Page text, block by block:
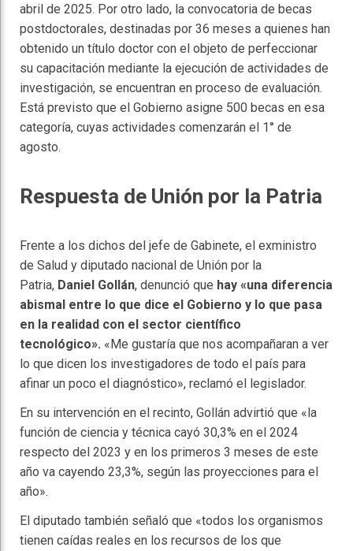
abril de 2025. Por otro lado, la convocatoria de becas
postdoctorales, destinadas por 36 meses a quienes han
obtenido un título doctor con el objeto de perfeccionar
su capacitación mediante la ejecución de actividades de
investigación, se encuentran en proceso de evaluación.
Está previsto que el Gobierno asigne 500 becas en esa
categoría, cuyas actividades comenzarán el 1° de
agosto.
Respuesta de Unión por la Patria
Frente a los dichos del jefe de Gabinete, el exministro
de Salud y diputado nacional de Unión por la
Patria, Daniel Gollán, denunció que hay «una diferencia
abismal entre lo que dice el Gobierno y lo que pasa
en la realidad con el sector científico
tecnológico». «Me gustaría que nos acompañaran a ver
lo que dicen los investigadores de todo el país para
afinar un poco el diagnóstico», reclamó el legislador.
En su intervención en el recinto, Gollán advirtió que «la
función de ciencia y técnica cayó 30,3% en el 2024
respecto del 2023 y en los primeros 3 meses de este
año va cayendo 23,3%, según las proyecciones para el
año».
El diputado también señaló que «todos los organismos
tienen caídas reales en los recursos de los que